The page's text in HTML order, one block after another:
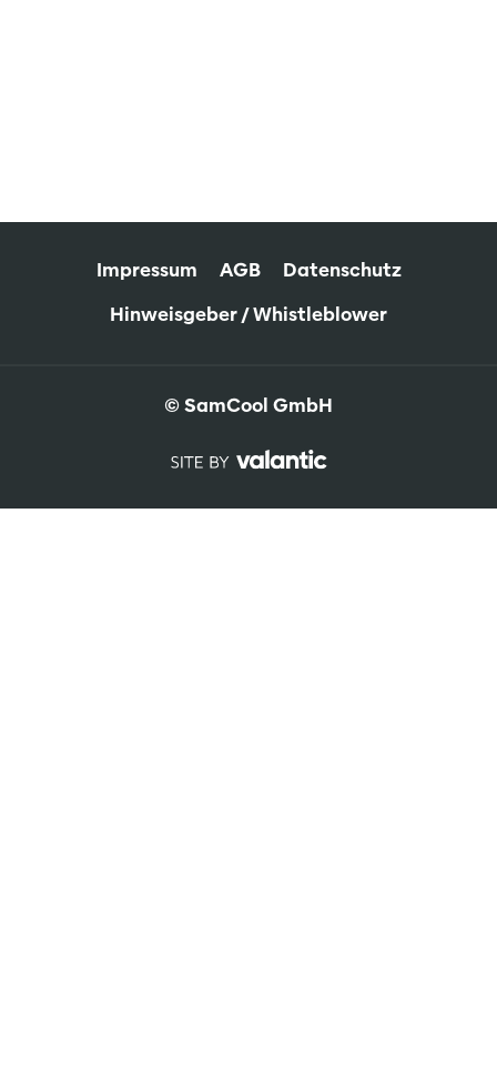
Impressum AGB
Datenschutz
Hinweisgeber / Whistleblower
© SamCool GmbH